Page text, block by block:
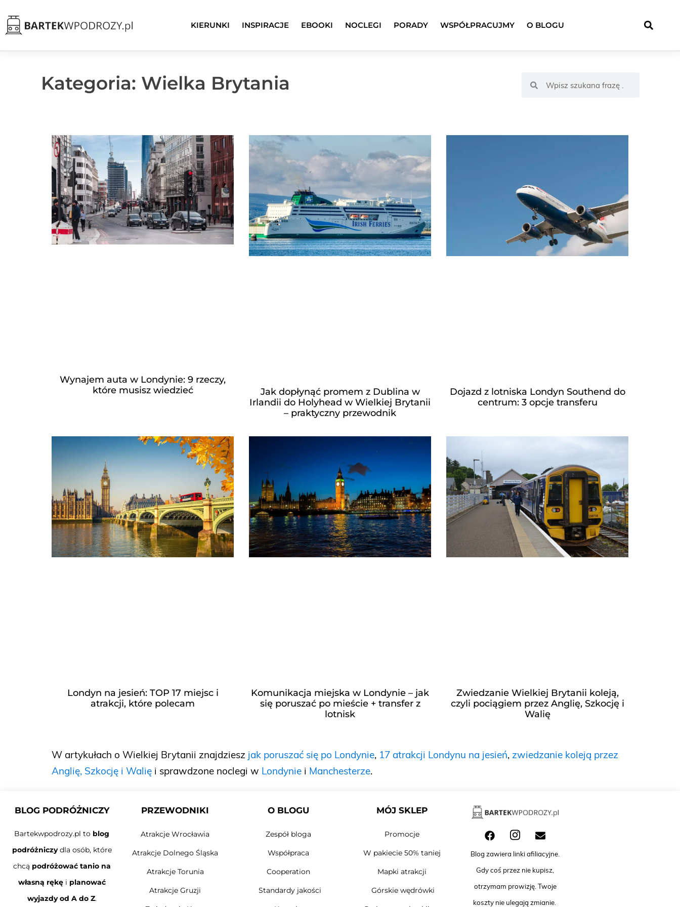
KIERUNKI INSPIRACJE EBOOKI NOCLEGI PORADY WSPÓŁPRACUJMY O BLOGU
Kategoria: Wielka Brytania
Wynajem auta w Londynie: 9 rzeczy,
które musisz wiedzieć
Jak dopłynąć promem z Dublina w
Irlandii do Holyhead w Wielkiej Brytanii
– praktyczny przewodnik
Dojazd z lotniska Londyn Southend do
centrum: 3 opcje transferu
Londyn na jesień: TOP 17 miejsc i
atrakcji, które polecam
Komunikacja miejska w Londynie – jak
się poruszać po mieście + transfer z
lotnisk
Zwiedzanie Wielkiej Brytanii koleją,
czyli pociągiem przez Anglię, Szkocję i
Walię
W artykułach o Wielkiej Brytanii znajdziesz jak poruszać się po Londynie, 17 atrakcji Londynu na jesień, zwiedzanie koleją przez
Anglię, Szkocję i Walię i sprawdzone noclegi w Londynie i Manchesterze.
BLOG PODRÓŻNICZY
Bartekwpodrozy.pl to blog
podróżniczydla osób, które
chcą podróżować tanio na
własną rękęi planować
wyjazdy od A do Z.
PRZEWODNIKI
Atrakcje Wrocławia
Atrakcje Dolnego Śląska
Atrakcje Torunia
Atrakcje Gruzji
O BLOGU
Zespół bloga
Współpraca
Cooperation
Standardy jakości
MÓJ SKLEP
Promocje
W pakiecie 50% taniej
Mapki atrakcji
Górskie wędrówki
Blog zawiera linki afiliacyjne.
Gdy coś przez nie kupisz,
otrzymam prowizję. Twoje
koszty nie ulegają zmianie.